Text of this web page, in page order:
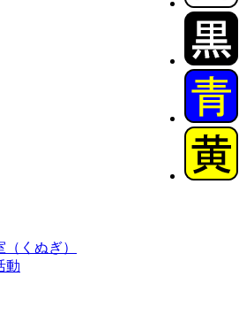
くぬぎ）
動